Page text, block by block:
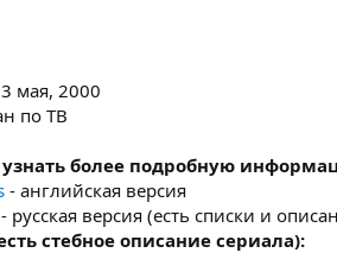
мая, 2000
по ТВ
более подробную
- английская версия
- русская версия (есть списки и
стебное описание сериала):